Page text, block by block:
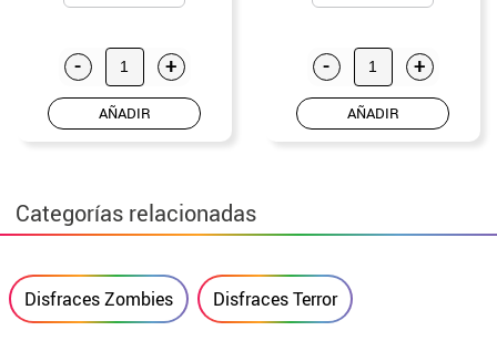
- +
AÑADIR
- +
AÑADIR
Categorías relacionadas
Disfraces Zombies Disfraces Terror